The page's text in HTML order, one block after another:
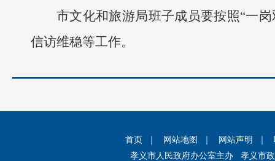
市文化和旅游局班子成员要按照“一
信访维稳等工作。
首页 网站地图 网站声明
孝义市人民政府办公室主办 孝义市